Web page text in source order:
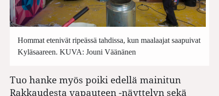
Hommat etenivät ripeässä tahdissa, kun maalaajat saapuivat
Kyläsaareen. KUVA: Jouni Väänänen
Tuo hanke myös poiki edellä mainitun
Rakkaudesta vapauteen -näyttelyn sekä